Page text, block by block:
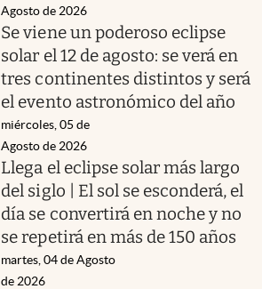
Agosto de 2026
Se viene un poderoso eclipse
solar el 12 de agosto: se verá en
tres continentes distintos y será
el evento astronómico del año
miércoles, 05 de
Agosto de 2026
Llega el eclipse solar más largo
del siglo | El sol se esconderá, el
día se convertirá en noche y no
se repetirá en más de 150 años
martes, 04 de Agosto
de 2026